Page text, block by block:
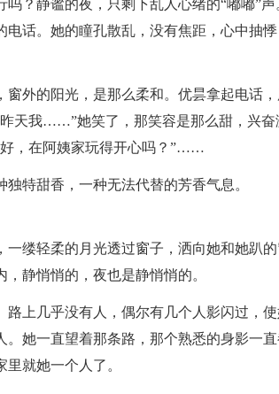
？静谧的夜，只剩下乱人心绪的“嘟嘟”声
话。她的瞳孔散乱，没有焦距，心中抽悸
外的阳光，是那么柔和。优昙拿起电话，
天我……”她笑了，那笑容是那么甜，兴奋
，在阿姨家玩得开心吗？”……
特甜香，一种无法代替的芳香气息。
缕轻柔的月光透过窗子，洒向她和她趴的
静悄悄的，夜也是静悄悄的。
上几乎没有人，偶尔有几个人影闪过，
她一直望着那条路，那个熟悉的身影一
就她一个人了。